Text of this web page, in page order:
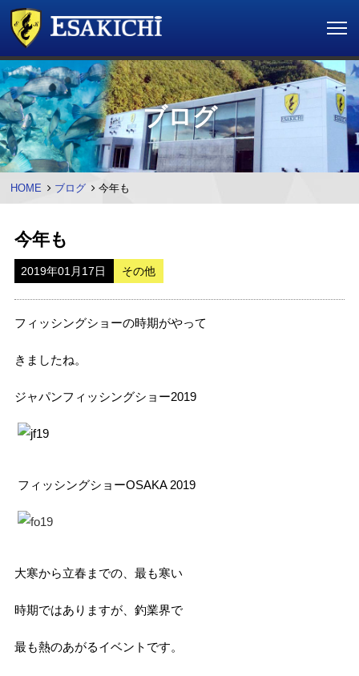
ブログ
HOME ブログ 今年も
今年も
2019年01月17日 その他
フィッシングショーの時期がやって
きましたね。
ジャパンフィッシングショー2019
フィッシングショーOSAKA 2019
大寒から立春までの、最も寒い
時期ではありますが、釣業界で
最も熱のあがるイベントです。